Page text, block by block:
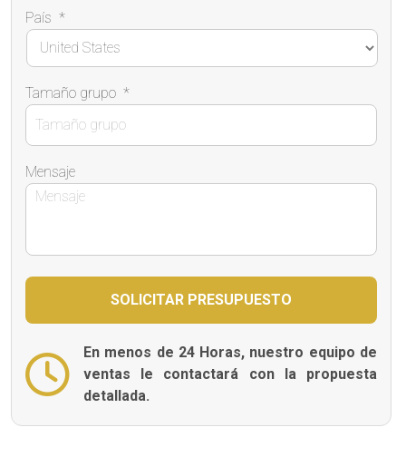
País *
Tamaño grupo *
Mensaje
En menos de 24 Horas, nuestro equipo de
ventas le contactará con la propuesta
detallada.